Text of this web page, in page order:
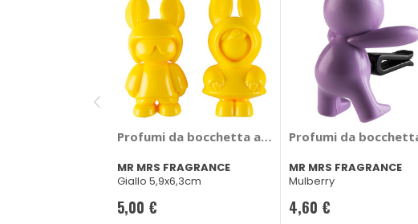
Profumi da bocchetta aria Andy & Frida Vanilla - MR
MR MRS FRAGRANCE
Giallo 5,9x6,3cm
5,00 €
Profumi da bocchetta
MR MRS FRAGRANCE
Mulberry
4,60 €